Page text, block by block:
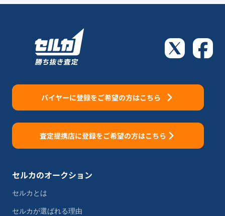
バイヤーに登録をご希望の方はこちら
査定提携店に登録をご希望の方はこちら
セルカのオークション
セルカとは
セルカが選ばれる理由